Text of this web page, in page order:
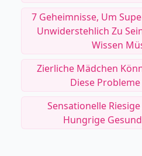
7 Geheimnisse, Um
Unwiderstehlich Zu
Wissen
Zierliche Mädchen
Diese Probleme
Sensationelle
Hungrige